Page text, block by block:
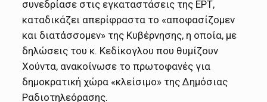
συνεδρίασε στις εγκαταστάσεις της ΕΡΤ,
καταδικάζει απερίφραστα το «αποφασίζομεν
και διατάσσομεν» της Κυβέρνησης, η οποία, με
δηλώσεις του κ. Κεδίκογλου που θυμίζουν
Χούντα, ανακοίνωσε το πρωτοφανές για
δημοκρατική χώρα «κλείσιμο» της Δημόσιας
Ραδιοτηλεόρασης.